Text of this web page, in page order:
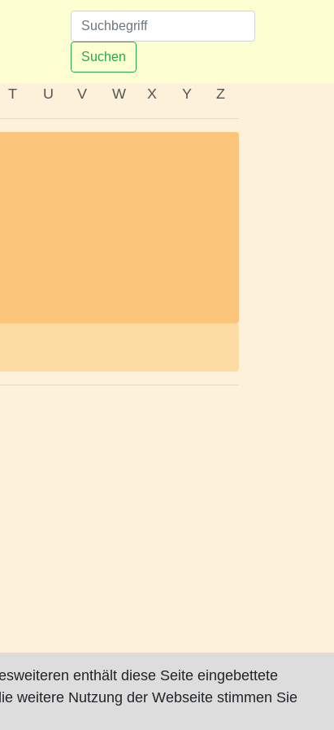
Suchen
T U V W X Y Z
enthält diese Seite eingebettete
weitere Nutzung der Webseite stimmen Sie